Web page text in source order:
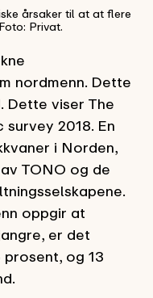
årsaker til at at flere
Privat.
nordmenn. Dette
Dette viser The
2018. En
i Norden,
TONO og de
oppgir at
er det
og 13